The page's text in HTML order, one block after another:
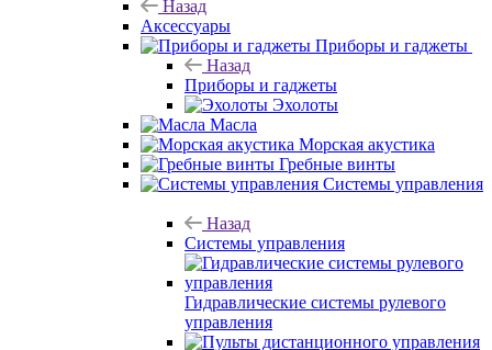
Назад
Аксессуары
Приборы и гаджеты
Назад
Приборы и гаджеты
Эхолоты
Масла
Морская акустика
Гребные винты
Системы управления
Назад
Системы управления
Гидравлические системы рулевого
управления